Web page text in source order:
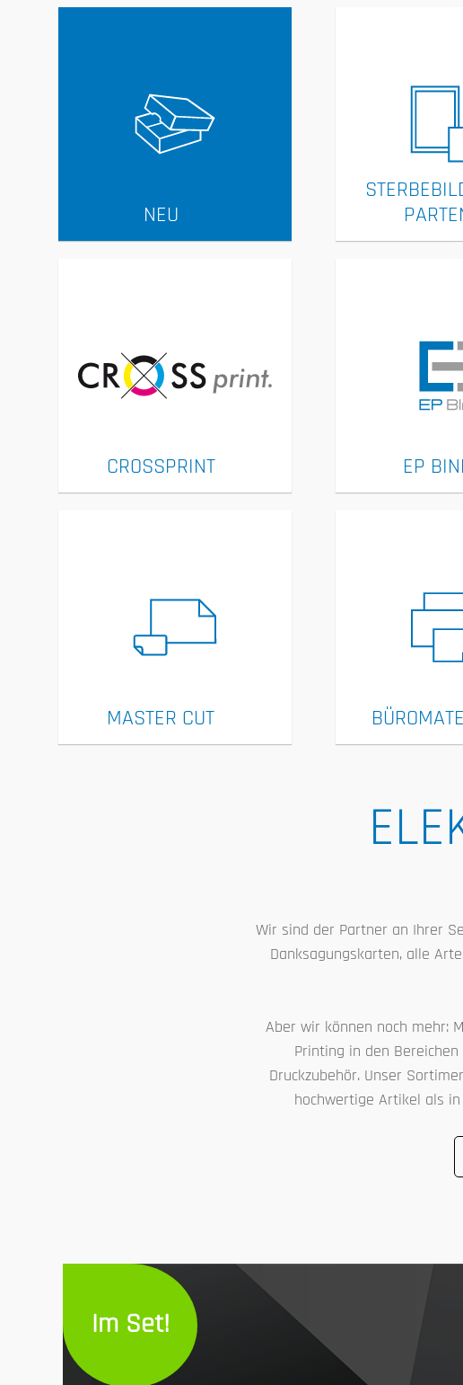
NEU
CROSSPRINT EP
MASTER CUT
Wir sind der Partner an Ihrer
Danksagungskarten, alle
Aber wir können noch mehr:
Printing in den
Druckzubehör. Unser
hochwertige Artikel als
Im Set!